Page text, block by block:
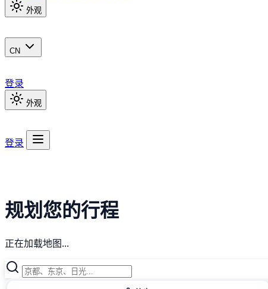
外观
CN
登录
外观
登录
规划您的行程
正在加载地图...